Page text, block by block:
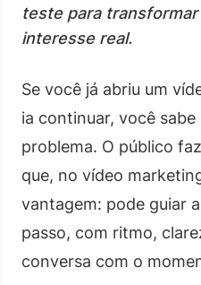
teste para
interesse real.
Se você já abriu um
ia continuar, você
problema. O público
que, no vídeo
vantagem: pode guiar
passo, com ritmo,
conversa com o